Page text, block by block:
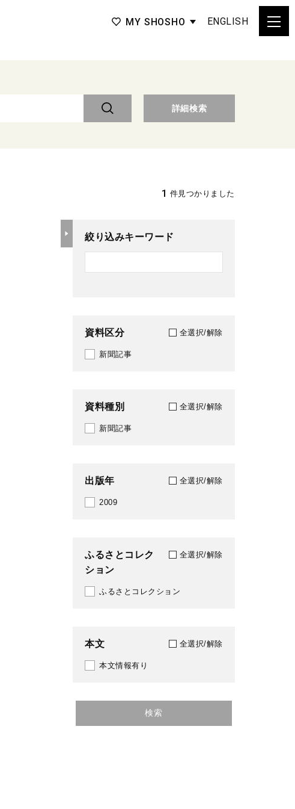
MY SHOSHO ENGLISH
詳細検索
1 件見つかりました
絞り込みキーワード
資料区分 全選択/解除
新聞記事
資料種別 全選択/解除
新聞記事
出版年 全選択/解除
2009
ふるさとコレク
ション
全選択/解除
ふるさとコレクション
本文 全選択/解除
本文情報有り
検索